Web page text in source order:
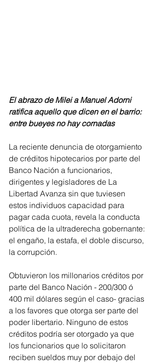
El abrazo de Milei a Manuel Adorni
ratifica aquello que dicen en el barrio:
entre bueyes no hay cornadas
La reciente denuncia de otorgamiento
de créditos hipotecarios por parte del
Banco Nación a funcionarios,
dirigentes y legisladores de La
Libertad Avanza sin que tuviesen
estos individuos capacidad para
pagar cada cuota, revela la conducta
política de la ultraderecha gobernante:
el engaño, la estafa, el doble discurso,
la corrupción.
Obtuvieron los millonarios créditos por
parte del Banco Nación - 200/300 ó
400 mil dólares según el caso- gracias
a los favores que otorga ser parte del
poder libertario. Ninguno de estos
créditos podría ser otorgado ya que
los funcionarios que lo solicitaron
reciben sueldos muy por debajo del